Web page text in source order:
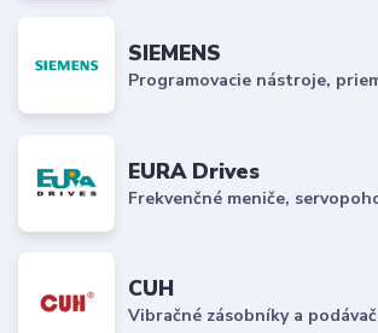
SIEMENS
Programovacie nástroje,
EURA Drives
Frekvenčné meniče,
CUH
Vibračné zásobníky a